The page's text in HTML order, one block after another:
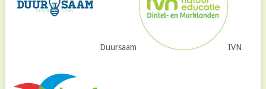
Duursaam IVN